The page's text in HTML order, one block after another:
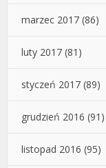
marzec 2017 (86)
luty 2017 (81)
styczeń 2017 (89)
grudzień 2016 (91)
listopad 2016 (95)